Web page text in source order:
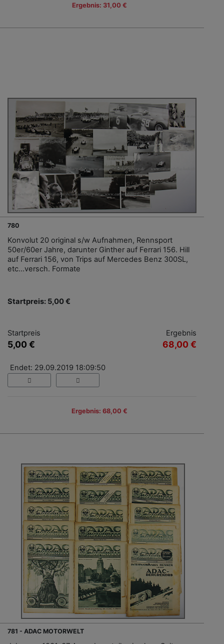
Ergebnis: 31,00 €
780
Konvolut 20 original s/w Aufnahmen, Rennsport
50er/60er Jahre, darunter Ginther auf Ferrari 156. Hill
auf Ferrari 156, von Trips auf Mercedes Benz 300SL,
etc...versch. Formate
Startpreis: 5,00 €
Startpreis
5,00 €
Ergebnis
68,00 €
Endet: 29.09.2019 18:09:50
Ergebnis: 68,00 €
781 - ADAC MOTORWELT